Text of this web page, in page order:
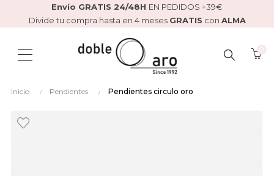
Envío GRATIS 24/48H EN PEDIDOS +39€
Divide tu compra hasta en 4 meses GRATIS con ALMA
BUSCAR
Inicio Pendientes Pendientes circulo oro